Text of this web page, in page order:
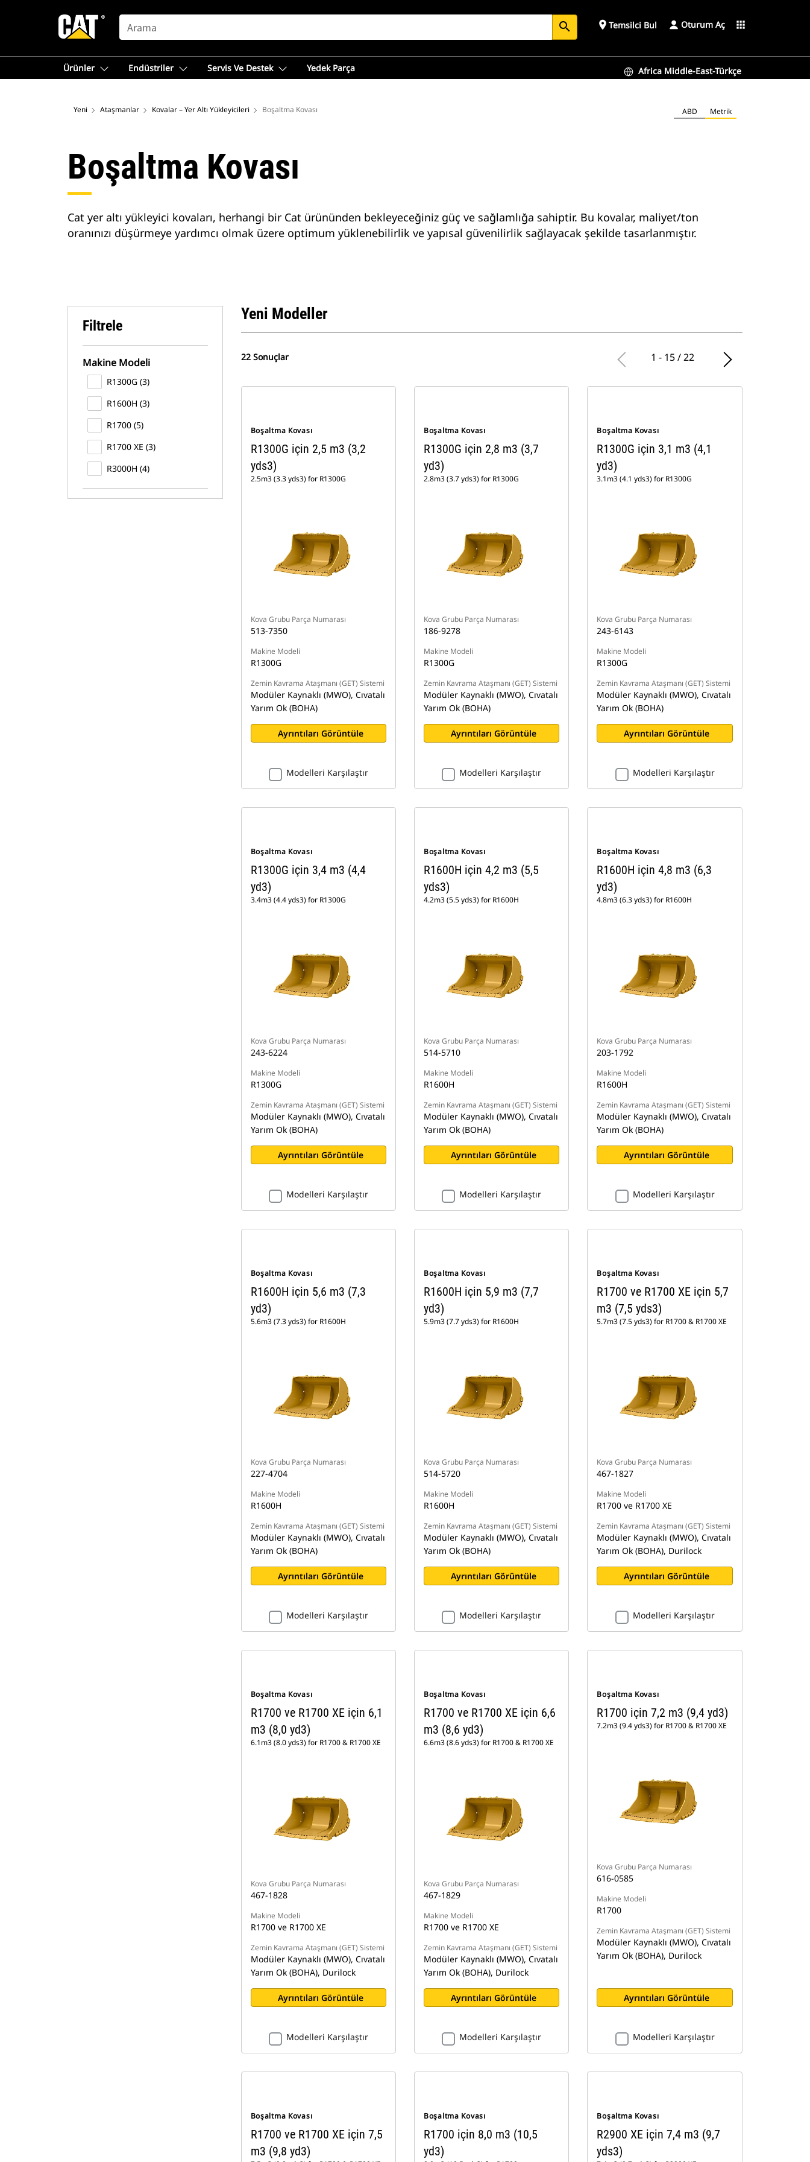
SEARCH search place Temsilci Bul Oturum Aç apps
Ürünler Endüstriler Servis Ve Destek Yedek Parça Africa Middle-East-Türkçe
Yeni Ataşmanlar Kovalar – Yer Altı Yükleyicileri Boşaltma Kovası ABD Metrik
Boşaltma Kovası
Cat yer altı yükleyici kovaları, herhangi bir Cat ürününden bekleyeceğiniz güç ve sağlamlığa sahiptir. Bu kovalar, maliyet/ton
oranınızı düşürmeye yardımcı olmak üzere optimum yüklenebilirlik ve yapısal güvenilirlik sağlayacak şekilde tasarlanmıştır.
Filtrele
Makine Modeli
R1300G (3)
R1600H (3)
R1700 (5)
R1700 XE (3)
R3000H (4)
Yeni Modeller
22 Sonuçlar 1 - 15 / 22
Boşaltma Kovası
R1300G için 2,5 m3 (3,2
yds3)
2.5m3 (3.3 yds3) for R1300G
Kova Grubu Parça Numarası
513-7350
Makine Modeli
R1300G
Zemin Kavrama Ataşmanı (GET) Sistemi
Modüler Kaynaklı (MWO), Cıvatalı
Yarım Ok (BOHA)
Ayrıntıları Görüntüle
Modelleri Karşılaştır
Boşaltma Kovası
R1300G için 2,8 m3 (3,7
yd3)
2.8m3 (3.7 yds3) for R1300G
Kova Grubu Parça Numarası
186-9278
Makine Modeli
R1300G
Zemin Kavrama Ataşmanı (GET) Sistemi
Modüler Kaynaklı (MWO), Cıvatalı
Yarım Ok (BOHA)
Ayrıntıları Görüntüle
Modelleri Karşılaştır
Boşaltma Kovası
R1300G için 3,1 m3 (4,1
yd3)
3.1m3 (4.1 yds3) for R1300G
Kova Grubu Parça Numarası
243-6143
Makine Modeli
R1300G
Zemin Kavrama Ataşmanı (GET) Sistemi
Modüler Kaynaklı (MWO), Cıvatalı
Yarım Ok (BOHA)
Ayrıntıları Görüntüle
Modelleri Karşılaştır
Boşaltma Kovası
R1300G için 3,4 m3 (4,4
yd3)
3.4m3 (4.4 yds3) for R1300G
Kova Grubu Parça Numarası
243-6224
Makine Modeli
R1300G
Zemin Kavrama Ataşmanı (GET) Sistemi
Modüler Kaynaklı (MWO), Cıvatalı
Yarım Ok (BOHA)
Ayrıntıları Görüntüle
Modelleri Karşılaştır
Boşaltma Kovası
R1600H için 4,2 m3 (5,5
yds3)
4.2m3 (5.5 yds3) for R1600H
Kova Grubu Parça Numarası
514-5710
Makine Modeli
R1600H
Zemin Kavrama Ataşmanı (GET) Sistemi
Modüler Kaynaklı (MWO), Cıvatalı
Yarım Ok (BOHA)
Ayrıntıları Görüntüle
Modelleri Karşılaştır
Boşaltma Kovası
R1600H için 4,8 m3 (6,3
yd3)
4.8m3 (6.3 yds3) for R1600H
Kova Grubu Parça Numarası
203-1792
Makine Modeli
R1600H
Zemin Kavrama Ataşmanı (GET) Sistemi
Modüler Kaynaklı (MWO), Cıvatalı
Yarım Ok (BOHA)
Ayrıntıları Görüntüle
Modelleri Karşılaştır
Boşaltma Kovası
R1600H için 5,6 m3 (7,3
yd3)
5.6m3 (7.3 yds3) for R1600H
Kova Grubu Parça Numarası
227-4704
Makine Modeli
R1600H
Zemin Kavrama Ataşmanı (GET) Sistemi
Modüler Kaynaklı (MWO), Cıvatalı
Yarım Ok (BOHA)
Ayrıntıları Görüntüle
Modelleri Karşılaştır
Boşaltma Kovası
R1600H için 5,9 m3 (7,7
yd3)
5.9m3 (7.7 yds3) for R1600H
Kova Grubu Parça Numarası
514-5720
Makine Modeli
R1600H
Zemin Kavrama Ataşmanı (GET) Sistemi
Modüler Kaynaklı (MWO), Cıvatalı
Yarım Ok (BOHA)
Ayrıntıları Görüntüle
Modelleri Karşılaştır
Boşaltma Kovası
R1700 ve R1700 XE için 5,7
m3 (7,5 yds3)
5.7m3 (7.5 yds3) for R1700 & R1700 XE
Kova Grubu Parça Numarası
467-1827
Makine Modeli
R1700 ve R1700 XE
Zemin Kavrama Ataşmanı (GET) Sistemi
Modüler Kaynaklı (MWO), Cıvatalı
Yarım Ok (BOHA), Durilock
Ayrıntıları Görüntüle
Modelleri Karşılaştır
Boşaltma Kovası
R1700 ve R1700 XE için 6,1
m3 (8,0 yd3)
6.1m3 (8.0 yds3) for R1700 & R1700 XE
Kova Grubu Parça Numarası
467-1828
Makine Modeli
R1700 ve R1700 XE
Zemin Kavrama Ataşmanı (GET) Sistemi
Modüler Kaynaklı (MWO), Cıvatalı
Yarım Ok (BOHA), Durilock
Ayrıntıları Görüntüle
Modelleri Karşılaştır
Boşaltma Kovası
R1700 ve R1700 XE için 6,6
m3 (8,6 yd3)
6.6m3 (8.6 yds3) for R1700 & R1700 XE
Kova Grubu Parça Numarası
467-1829
Makine Modeli
R1700 ve R1700 XE
Zemin Kavrama Ataşmanı (GET) Sistemi
Modüler Kaynaklı (MWO), Cıvatalı
Yarım Ok (BOHA), Durilock
Ayrıntıları Görüntüle
Modelleri Karşılaştır
Boşaltma Kovası
R1700 için 7,2 m3 (9,4 yd3)
7.2m3 (9.4 yds3) for R1700 & R1700 XE
Kova Grubu Parça Numarası
616-0585
Makine Modeli
R1700
Zemin Kavrama Ataşmanı (GET) Sistemi
Modüler Kaynaklı (MWO), Cıvatalı
Yarım Ok (BOHA), Durilock
Ayrıntıları Görüntüle
Modelleri Karşılaştır
Boşaltma Kovası
R1700 ve R1700 XE için 7,5
m3 (9,8 yd3)
Boşaltma Kovası
R1700 için 8,0 m3 (10,5
yd3)
Boşaltma Kovası
R2900 XE için 7,4 m3 (9,7
yds3)